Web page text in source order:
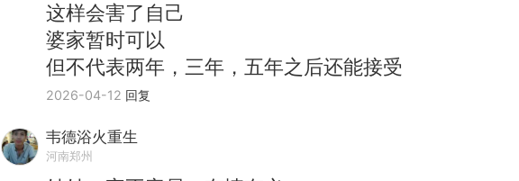
这样会害了自己
婆家暂时可以
但不代表两年，三年，五年之后还能接受
2026-04-12 回复
韦德浴火重生
河南郑州
热